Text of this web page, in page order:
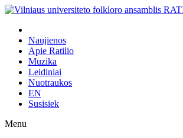
Naujienos
Apie Ratilio
Muzika
Leidiniai
Nuotraukos
EN
Susisiek
Menu